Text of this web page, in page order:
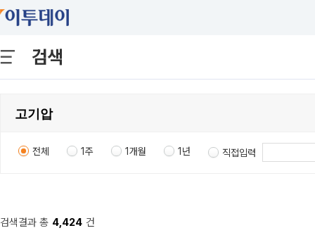
검색
전체 1주 1개월 1년 직접입력
검색결과 총 4,424 건